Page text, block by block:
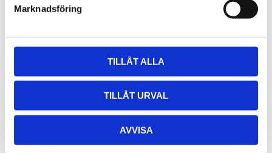
Marknadsföring
TILLÅT ALLA
TILLÅT URVAL
AVVISA